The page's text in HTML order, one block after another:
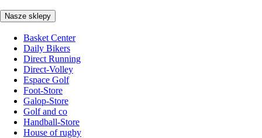
Nasze sklepy
Basket Center
Daily Bikers
Direct Running
Direct-Volley
Espace Golf
Foot-Store
Galop-Store
Golf and co
Handball-Store
House of rugby